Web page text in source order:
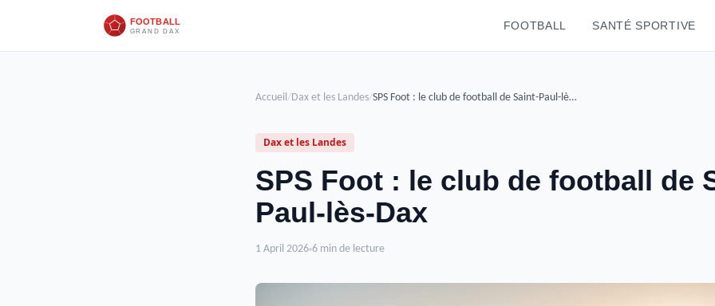
FOOTBALL SANTÉ SPORTIVE
Accueil/Dax et les Landes/ SPS Foot : le club de football de Saint-Paul-lès-Dax
Dax et les Landes
SPS Foot : le club de football de
Paul-lès-Dax
1 April 2026 6 min de lecture